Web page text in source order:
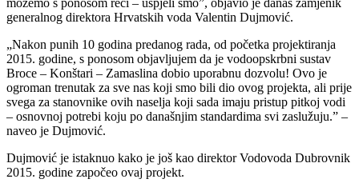
generalnog direktora Hrvatskih voda Valentin Dujmović.
„Nakon punih 10 godina predanog rada, od početka projektiranja
2015. godine, s ponosom objavljujem da je vodoopskrbni sustav
Broce – Konštari – Zamaslina dobio uporabnu dozvolu! Ovo je
ogroman trenutak za sve nas koji smo bili dio ovog projekta, ali prije
svega za stanovnike ovih naselja koji sada imaju pristup pitkoj vodi
– osnovnoj potrebi koju po današnjim standardima svi zaslužuju.” –
naveo je Dujmović.
Dujmović je istaknuo kako je još kao direktor Vodovoda Dubrovnik
2015. godine započeo ovaj projekt.